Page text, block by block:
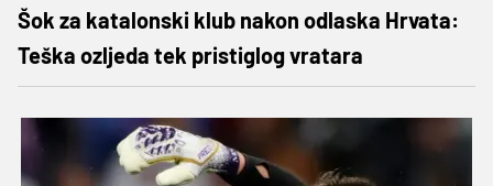
Šok za katalonski klub nakon odlaska Hrvata:
Teška ozljeda tek pristiglog vratara